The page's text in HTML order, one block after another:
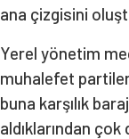
ana çizgisini
Yerel yönetim
muhalefet
buna karşılık
aldıklarından